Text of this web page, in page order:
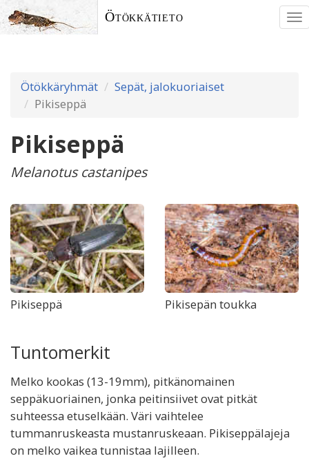
Ötökkätieto
Ötökkäryhmät
Sepät, jalokuoriaiset
Pikiseppä
Pikiseppä
Melanotus castanipes
Pikiseppä Pikisepän toukka
Tuntomerkit
Melko kookas (13-19mm), pitkänomainen
seppäkuoriainen, jonka peitinsiivet ovat pitkät
suhteessa etuselkään. Väri vaihtelee
tummanruskeasta mustanruskeaan. Pikiseppälajeja
on melko vaikea tunnistaa lajilleen.